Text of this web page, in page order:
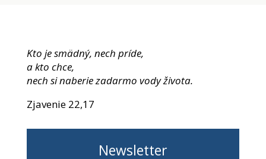
Kto je smädný, nech príde,
a kto chce,
nech si naberie zadarmo vody života.
Zjavenie 22,17
Newsletter